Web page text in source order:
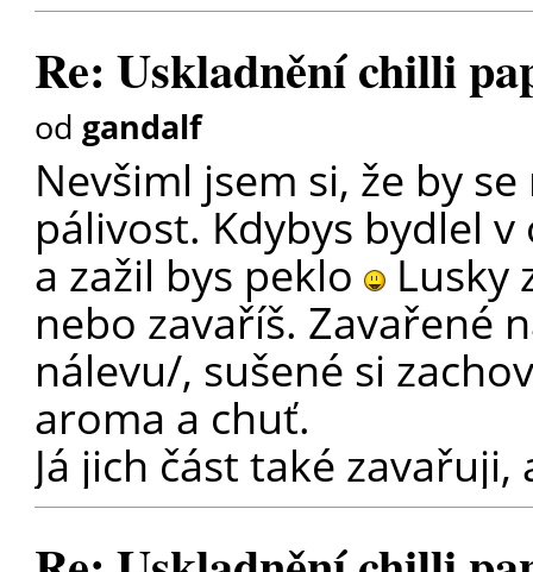
Re: Uskladnění chilli
od gandalf
Nevšiml jsem si, že by
pálivost. Kdybys bydlel
a zažil bys peklo
Lusky
nebo zavaříš. Zavařené
nálevu/, sušené si
aroma a chuť.
Já jich část také